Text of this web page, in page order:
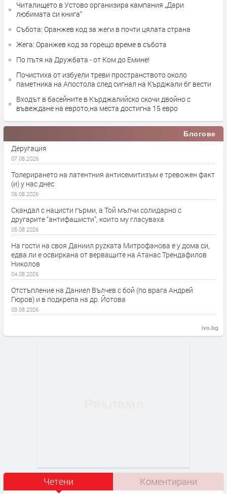
Читалището в Устово организира кампания „Дари
любимата си книга“
Събота: Оранжев код за жеги в почти цялата страна
Жега: Оранжев код за горещо време в събота
По пътя на Дружбата - от Ком до Емине!
Почистиха от избуели треви пространството около
паметника на Апостола след сигнал на Кърджали бг вести
Входът в басейните в Кърджалийско скочи двойно с
въвеждане на еврото,на места достигна 15 евро
Блогове
Деругация
07.08.2026
Толерирането на латентния антисемитизъм е тревожен факт
(и) у нас днес
06.08.2026
Скандал с нацисти гърми, а Той мълчи солидарно с
другарите “антифашисти”, които му гласуваха
05.08.2026
На гости на своя Даниил руzката Митрофанова е у дома си,
едва ли е освиркана от верващите на Атанас Трендафилов
Николов
04.08.2026
Отстъпление на Даниел Вълчев с бой (по врага Андрей
Гюров) и в подкрепа на др. Йотова
03.08.2026
ivo.bg
Четени Коментирани